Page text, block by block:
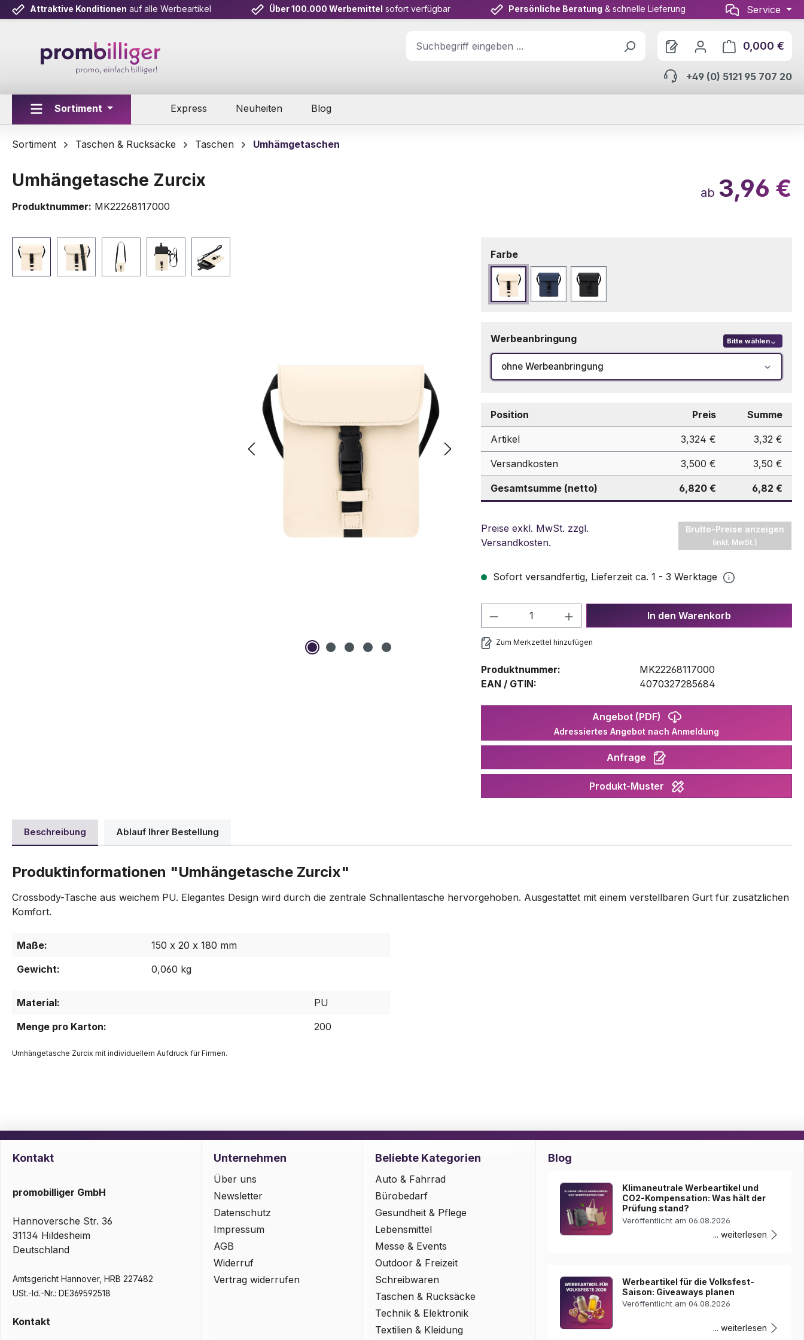
Hauptinhalt springen
Zur Suche springen
Zur Hauptnavigation springen
Attraktive Konditionen auf alle Werbeartikel Über 100.000 Werbemittel sofort verfügbar Persönliche Beratung & schnelle Lieferung Service
0,000 €
+49 (0) 5121 95 707 20
Sortiment Express Neuheiten Blog
Sortiment Taschen & Rucksäcke Taschen Umhämgetaschen
Umhängetasche Zurcix
Produktnummer: MK22268117000
ab 3,96 €
Farbeauswählen
Beige MarineblauSchwarz
Werbeanbringung Bitte wählen
ohne Werbeanbringung
Position Preis Summe
Artikel 3,324 € 3,32 €
Versandkosten 3,500 € 3,50 €
Gesamtsumme (netto) 6,820 € 6,82 €
Preise exkl. MwSt. zzgl.
Versandkosten.
Brutto-Preise anzeigen
(inkl. MwSt.)
Sofort versandfertig, Lieferzeit ca. 1 - 3 Werktage
Produkt Anzahl: Gib den gewünschten Wert
In den Warenkorb
Zum Merkzettel hinzufügen
Produktnummer:
MK22268117000
EAN / GTIN:
4070327285684
Angebot (PDF)
Adressiertes Angebot nach Anmeldung
Anfrage
Produkt-Muster
Beschreibung Ablauf Ihrer Bestellung
Produktinformationen "Umhängetasche Zurcix"
Crossbody-Tasche aus weichem PU. Elegantes Design wird durch die zentrale Schnallentasche hervorgehoben. Ausgestattet mit einem verstellbaren Gurt für zusätzlichen
Komfort.
Maße:
150 x 20 x 180 mm
Gewicht:
0,060 kg
Material:
PU
Menge pro Karton:
200
Umhängetasche Zurcix mit individuellem Aufdruck für Firmen.
Kontakt
promobilliger GmbH
Hannoversche Str. 36
31134 Hildesheim
Deutschland
Amtsgericht Hannover, HRB 227482
USt.-Id.-Nr.: DE369592518
Kontakt
Unternehmen
Über uns
Newsletter
Datenschutz
Impressum
AGB
Widerruf
Vertrag widerrufen
Beliebte Kategorien
Auto & Fahrrad
Bürobedarf
Gesundheit & Pflege
Lebensmittel
Messe & Events
Outdoor & Freizeit
Schreibwaren
Taschen & Rucksäcke
Technik & Elektronik
Textilien & Kleidung
Blog
Klimaneutrale Werbeartikel und
CO2-Kompensation: Was hält der
Prüfung stand?
Veröffentlicht am 06.08.2026
... weiterlesen
Werbeartikel für die Volksfest-
Saison: Giveaways planen
Veröffentlicht am 04.08.2026
... weiterlesen